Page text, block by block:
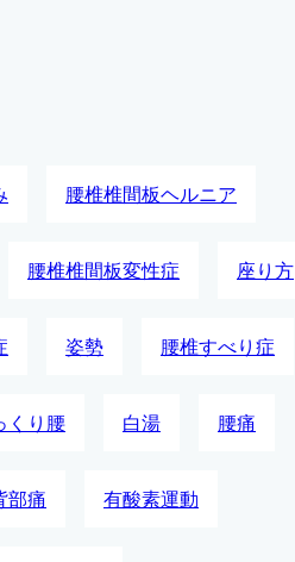
腰椎椎間板ヘルニア
腰椎椎間板変性症 座り方
姿勢 腰椎すべり症
くり腰 白湯 腰痛
部痛 有酸素運動